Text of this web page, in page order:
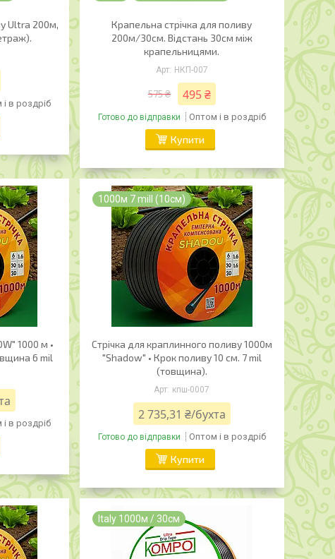
Ultra 200м,
в роздріб
Крапельна стрічка для поливу
200м/30см. Відстань 30см між
крапельницями.
НКП-007
575 ₴ 495 ₴
Готово до відправки Оптом і в роздріб
Купити
1000 м •
6 mil
в роздріб
1000м 7 mill (10cм)
Стрічка для краплинного поливу 1000м
"Shadow" • Крок поливу 10 см. 7 mil
(товщина).
кпш-0007
2 735,31 ₴/бухта
Готово до відправки Оптом і в роздріб
Купити
Italy 1000м / 30см